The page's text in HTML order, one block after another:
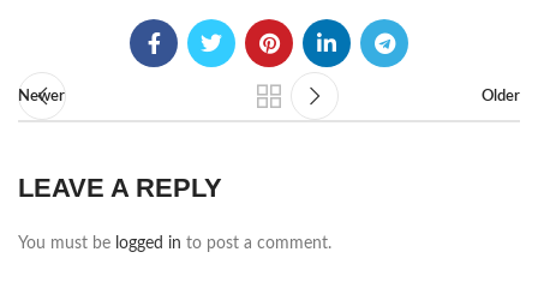
Newer Older
LEAVE A REPLY
You must be logged in to post a comment.